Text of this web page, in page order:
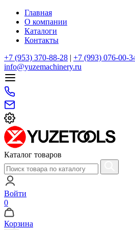
Главная
О компании
Каталоги
Контакты
+7 (953) 370-88-28 | +7 (993) 076-00-
info@yuzemachinery.ru
Каталог товаров
Войти
0
Корзина